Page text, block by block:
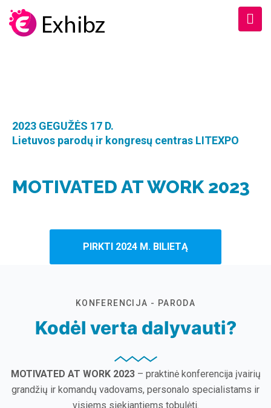
2023 GEGUŽĖS 17 D.
Lietuvos parodų ir kongresų centras LITEXPO
MOTIVATED AT WORK 2023
PIRKTI 2024 M. BILIETĄ
KONFERENCIJA - PARODA
Kodėl verta dalyvauti?
MOTIVATED AT WORK 2023 – praktinė konferencija įvairių
grandžių ir komandų vadovams, personalo specialistams ir
visiems siekiantiems tobulėti.